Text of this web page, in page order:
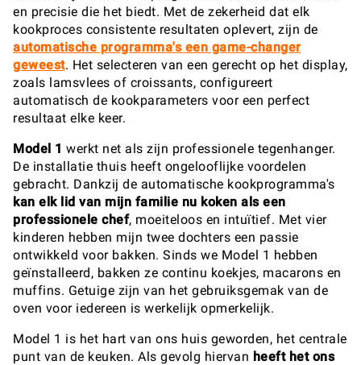
en precisie die het biedt. Met de zekerheid dat elk
kookproces consistente resultaten oplevert, zijn de
automatische programma's een game-changer
geweest. Het selecteren van een gerecht op het display,
zoals lamsvlees of croissants, configureert
automatisch de kookparameters voor een perfect
resultaat elke keer.
Model 1 werkt net als zijn professionele tegenhanger.
De installatie thuis heeft ongelooflijke voordelen
gebracht. Dankzij de automatische kookprogramma's
kan elk lid van mijn familie nu koken als een
professionele chef, moeiteloos en intuïtief. Met vier
kinderen hebben mijn twee dochters een passie
ontwikkeld voor bakken. Sinds we Model 1 hebben
geïnstalleerd, bakken ze continu koekjes, macarons en
muffins. Getuige zijn van het gebruiksgemak van de
oven voor iedereen is werkelijk opmerkelijk.
Model 1 is het hart van ons huis geworden, het centrale
punt van de keuken. Als gevolg hiervan heeft het ons